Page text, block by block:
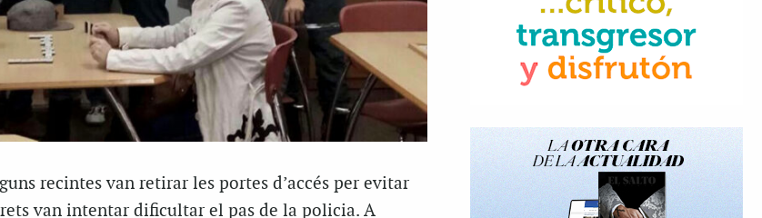
recintes van retirar les portes d’accés per evitar
van intentar dificultar el pas de la policia. A